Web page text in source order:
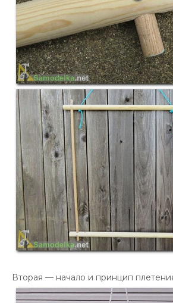
Вторая — начало и принцип